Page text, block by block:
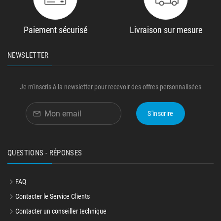
Paiement sécurisé Livraison sur mesure
NEWSLETTER
Je m'inscris à la newsletter pour recevoir des offres personnalisées
S'inscrire
QUESTIONS - RÉPONSES
FAQ
Contacter le Service Clients
Contacter un conseiller technique